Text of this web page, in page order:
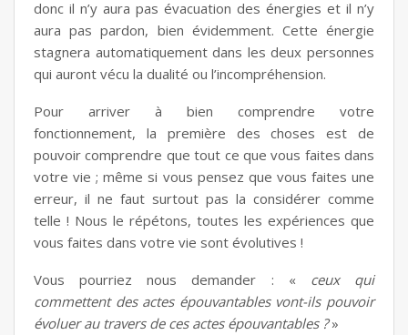
donc il n’y aura pas évacuation des énergies et il n’y
aura pas pardon, bien évidemment. Cette énergie
stagnera automatiquement dans les deux personnes
qui auront vécu la dualité ou l’incompréhension.
Pour arriver à bien comprendre votre
fonctionnement, la première des choses est de
pouvoir comprendre que tout ce que vous faites dans
votre vie ; même si vous pensez que vous faites une
erreur, il ne faut surtout pas la considérer comme
telle ! Nous le répétons, toutes les expériences que
vous faites dans votre vie sont évolutives !
Vous pourriez nous demander : « ceux qui
commettent des actes épouvantables vont-ils pouvoir
évoluer au travers de ces actes épouvantables ?»